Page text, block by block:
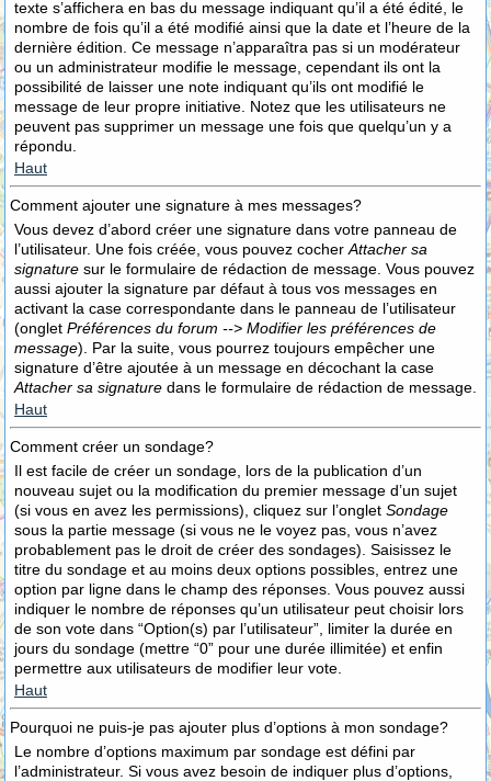
texte s’affichera en bas du message indiquant qu’il a été édité, le
nombre de fois qu’il a été modifié ainsi que la date et l’heure de la
dernière édition. Ce message n’apparaîtra pas si un modérateur
ou un administrateur modifie le message, cependant ils ont la
possibilité de laisser une note indiquant qu’ils ont modifié le
message de leur propre initiative. Notez que les utilisateurs ne
peuvent pas supprimer un message une fois que quelqu’un y a
répondu.
Haut
Comment ajouter une signature à mes messages?
Vous devez d’abord créer une signature dans votre panneau de
l’utilisateur. Une fois créée, vous pouvez cocher Attacher sa
signature sur le formulaire de rédaction de message. Vous pouvez
aussi ajouter la signature par défaut à tous vos messages en
activant la case correspondante dans le panneau de l’utilisateur
(onglet Préférences du forum --> Modifier les préférences de
message). Par la suite, vous pourrez toujours empêcher une
signature d’être ajoutée à un message en décochant la case
Attacher sa signature dans le formulaire de rédaction de message.
Haut
Comment créer un sondage?
Il est facile de créer un sondage, lors de la publication d’un
nouveau sujet ou la modification du premier message d’un sujet
(si vous en avez les permissions), cliquez sur l’onglet Sondage
sous la partie message (si vous ne le voyez pas, vous n’avez
probablement pas le droit de créer des sondages). Saisissez le
titre du sondage et au moins deux options possibles, entrez une
option par ligne dans le champ des réponses. Vous pouvez aussi
indiquer le nombre de réponses qu’un utilisateur peut choisir lors
de son vote dans “Option(s) par l’utilisateur”, limiter la durée en
jours du sondage (mettre “0” pour une durée illimitée) et enfin
permettre aux utilisateurs de modifier leur vote.
Haut
Pourquoi ne puis-je pas ajouter plus d’options à mon sondage?
Le nombre d’options maximum par sondage est défini par
l’administrateur. Si vous avez besoin de indiquer plus d’options,